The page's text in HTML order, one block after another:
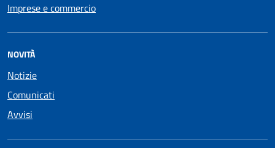
Imprese e commercio
NOVITÀ
Notizie
Comunicati
Avvisi